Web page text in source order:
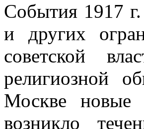
События 1917
и других
советской
религиозной
Москве новые
возникло